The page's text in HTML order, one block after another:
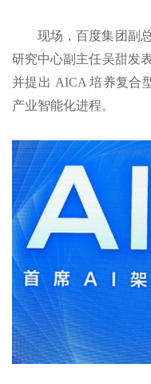
现场，百度集团副
研究中心副主任吴甜发
并提出 AICA 培养复合
产业智能化进程。